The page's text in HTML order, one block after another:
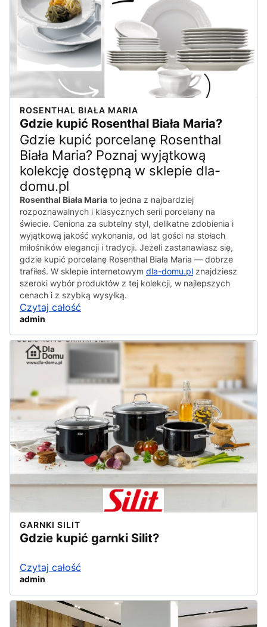
ROSENTHAL BIAŁA MARIA
Gdzie kupić Rosenthal Biała Maria?
Gdzie kupić porcelanę Rosenthal
Biała Maria? Poznaj wyjątkową
kolekcję dostępną w sklepie dla-
domu.pl
Rosenthal Biała Maria to jedna z najbardziej
rozpoznawalnych i klasycznych serii porcelany na
świecie. Ceniona za subtelny styl, delikatne zdobienia i
wyjątkową jakość wykonania, od lat gości na stołach
miłośników elegancji i tradycji. Jeżeli zastanawiasz się,
gdzie kupić porcelanę Rosenthal Biała Maria — dobrze
trafiłeś. W sklepie internetowym dla-domu.pl znajdziesz
szeroki wybór produktów z tej kolekcji, w najlepszych
cenach i z szybką wysyłką.
Czytaj całość
admin
GARNKI SILIT
Gdzie kupić garnki Silit?
Czytaj całość
admin